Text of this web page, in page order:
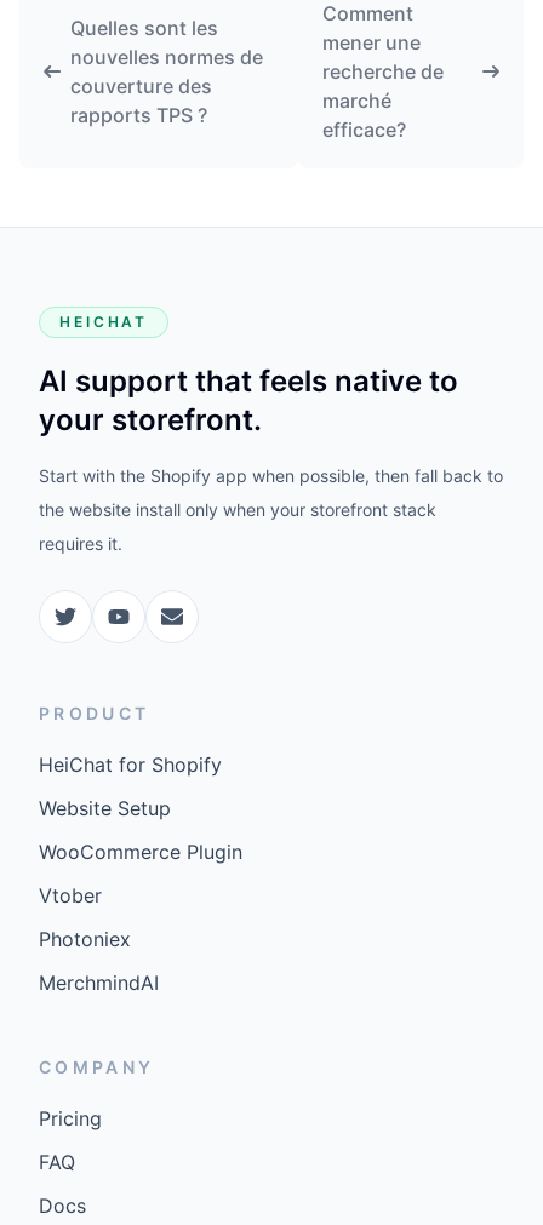
Quelles sont les
nouvelles normes de
couverture des
rapports TPS ?
Comment
mener une
recherche de
marché
efficace?
HEICHAT
AI support that feels native to
your storefront.
Start with the Shopify app when possible, then fall back to
the website install only when your storefront stack
requires it.
PRODUCT
HeiChat for Shopify
Website Setup
WooCommerce Plugin
Vtober
Photoniex
MerchmindAI
COMPANY
Pricing
FAQ
Docs